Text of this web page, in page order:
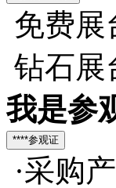
免费展
钻石展
我是参
·采购